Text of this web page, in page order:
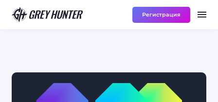
UA Работа
Регистрация